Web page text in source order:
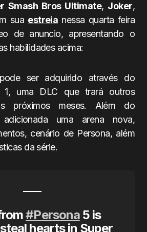
Smash Bros Ultimate, Joker,
sua estreia nessa quarta feira
de anuncio, apresentando o
habilidades acima:
ser adquirido através do
1, uma DLC que trará outros
próximos meses. Além do
uma arena nova,
cenário de Persona, além
da série.
#Persona5 is
hearts in Super